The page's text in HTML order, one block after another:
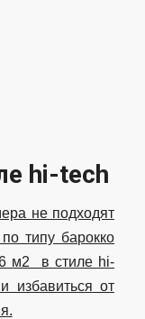
hi-tech
не подходят
типу барокко
м2 в стиле hi-
избавиться от